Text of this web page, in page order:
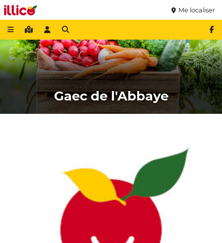
Me localiser
Gaec de l'Abbaye